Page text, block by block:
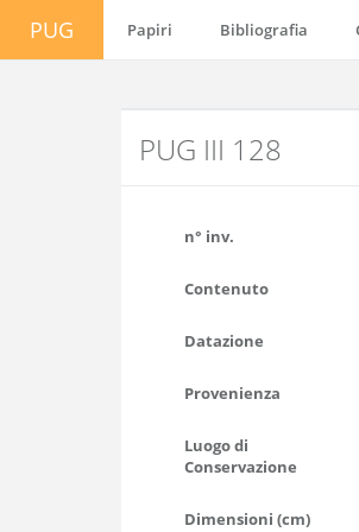
PUG Papiri Bibliografia
PUG III 128
n° inv.
Contenuto
Datazione
Provenienza
Luogo di
Conservazione
Dimensioni (cm)